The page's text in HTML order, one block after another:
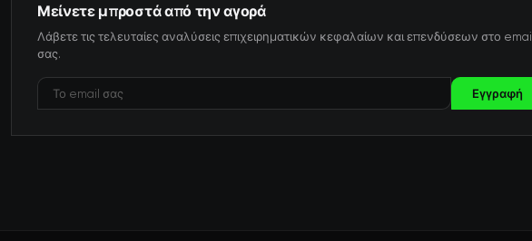
Μείνετε μπροστά από την αγορά
Λάβετε τις τελευταίες αναλύσεις επιχειρηματικών κεφαλαίων και επενδύσεων στο email
σας.
Εγγραφή